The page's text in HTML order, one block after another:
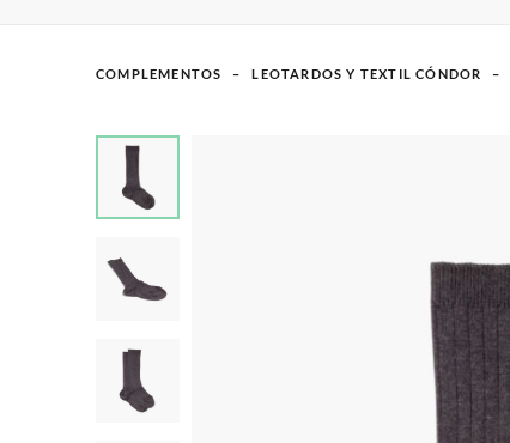
COMPLEMENTOS LEOTARDOS Y TEXTIL CÓNDOR